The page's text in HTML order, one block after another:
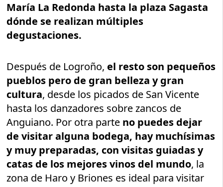
María La Redonda hasta la plaza Sagasta
dónde se realizan múltiples
degustaciones.
Después de Logroño, el resto son pequeños
pueblos pero de gran belleza y gran
cultura, desde los picados de San Vicente
hasta los danzadores sobre zancos de
Anguiano. Por otra parte no puedes dejar
de visitar alguna bodega, hay muchísimas
y muy preparadas, con visitas guiadas y
catas de los mejores vinos del mundo, la
zona de Haro y Briones es ideal para visitar